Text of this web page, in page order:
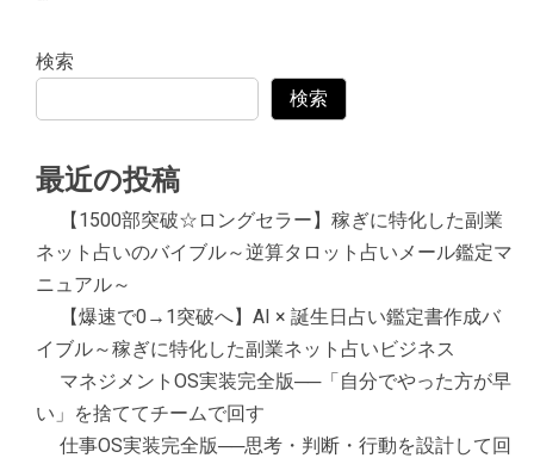
検索
検索
最近の投稿
【1500部突破☆ロングセラー】稼ぎに特化した副業
ネット占いのバイブル～逆算タロット占いメール鑑定マ
ニュアル～
【爆速で0→1突破へ】AI × 誕生日占い鑑定書作成バ
イブル～稼ぎに特化した副業ネット占いビジネス
マネジメントOS実装完全版──「自分でやった方が早
い」を捨ててチームで回す
仕事OS実装完全版──思考・判断・行動を設計して回